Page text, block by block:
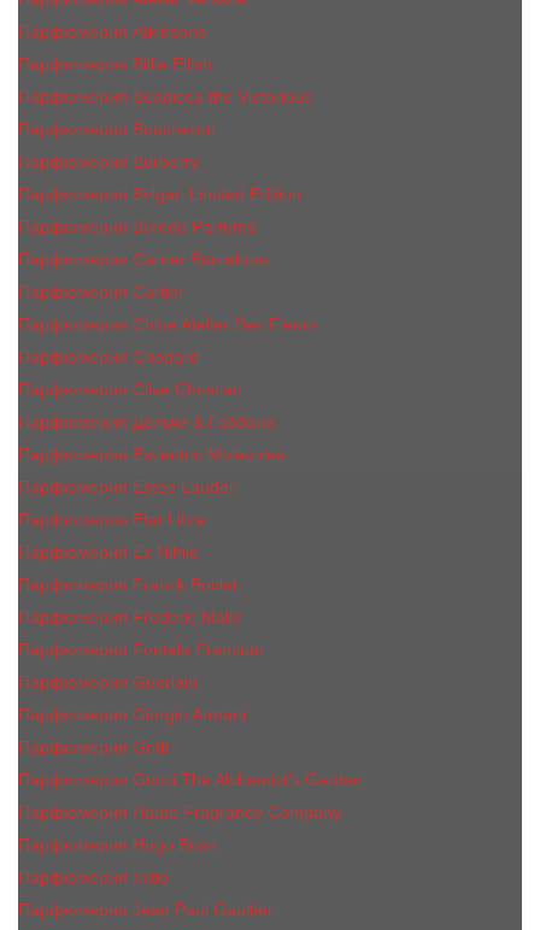
Парфюмерия Atkinsons
Парфюмерия Billie Eilish
Парфюмерия Boadicea the Victorious
Парфюмерия Boucheron
Парфюмерия Burberry
Парфюмерия Bvlgari Limited Edition
Парфюмерия Byredo Parfums
Парфюмерия Carner Barcelona
Парфюмерия Cartier
Парфюмерия Chloe Atelier Des Fleurs
Парфюмерия Сhopard
Парфюмерия Clive Christian
Парфюмерия Дольче & Габбана
Парфюмерия Escentric Molecules
Парфюмерия Estee Lаudеr
Парфюмерия Etat Libre
Парфюмерия Ex Nihilo
Парфюмерия Franck Boclet
Парфюмерия Frеderic Mаlle
Парфюмерия Fontela Premium
Парфюмерия Guerlain
Парфюмерия Giorgio Armani
Парфюмерия Gritti
Парфюмерия Gucci The Alchemist’s Garden.
Парфюмерия Haute Fragrance Company
Парфюмерия Hugo Boss
Парфюмерия Initio
Парфюмерия Jean Paul Gaultier